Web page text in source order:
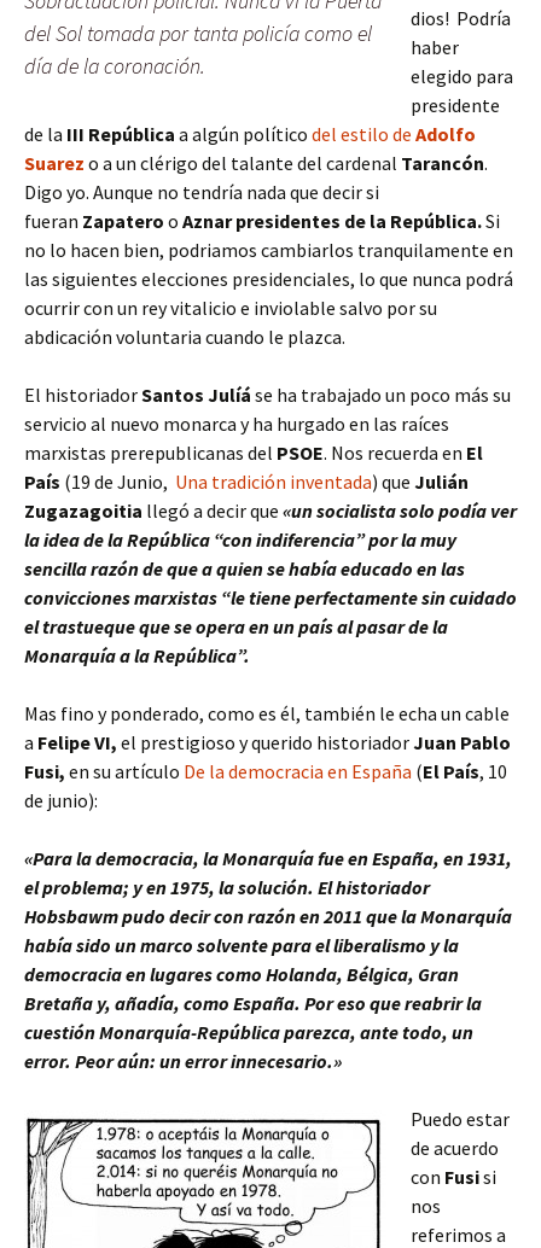
del Sol tomada por tanta policía como el
día de la coronación.
dios! Podría
haber
elegido para
presidente
de la III República a algún político del estilo de Adolfo
Suarez o a un clérigo del talante del cardenal Tarancón.
Digo yo. Aunque no tendría nada que decir si
fueran Zapatero o Aznar presidentes de la República.Si
no lo hacen bien, podriamos cambiarlos tranquilamente en
las siguientes elecciones presidenciales, lo que nunca podrá
ocurrir con un rey vitalicio e inviolable salvo por su
abdicación voluntaria cuando le plazca.
El historiadorSantos Julíá se ha trabajado un poco más su
servicio al nuevo monarca y ha hurgado en las raíces
marxistas prerepublicanas del PSOE. Nos recuerda en El
País (19 de Junio, Una tradición inventada) que Julián
Zugazagoitia llegó a decir que «un socialista solo podía ver
la idea de la República “con indiferencia” por la muy
sencilla razón de que a quien se había educado en las
convicciones marxistas “le tiene perfectamente sin cuidado
el trastueque que se opera en un país al pasar de la
Monarquía a la República”.
Mas fino y ponderado, como es él, también le echa un cable
a Felipe VI, el prestigioso y querido historiadorJuan Pablo
Fusi, en su artículo De la democracia en España (El País, 10
de junio):
«Para la democracia, la Monarquía fue en España, en 1931,
el problema; y en 1975, la solución. El historiador
Hobsbawm pudo decir con razón en 2011 que la Monarquía
había sido un marco solvente para el liberalismo y la
democracia en lugares como Holanda, Bélgica, Gran
Bretaña y, añadía, como España. Por eso que reabrir la
cuestión Monarquía-República parezca, ante todo, un
error. Peor aún: un error innecesario.»
Puedo estar
de acuerdo
con Fusisi
nos
referimos a